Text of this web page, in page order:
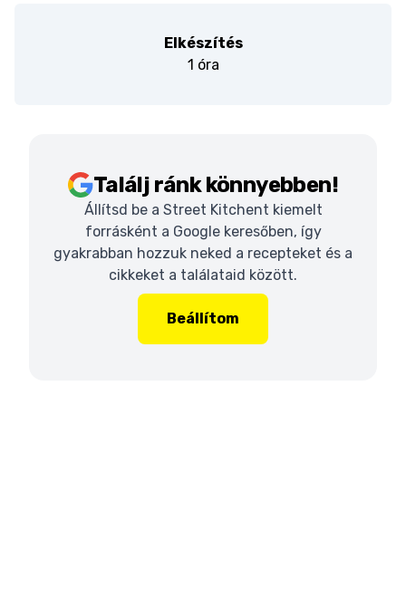
Elkészítés
1 óra
Találj ránk könnyebben!
Állítsd be a Street Kitchent kiemelt
forrásként a Google keresőben, így
gyakrabban hozzuk neked a recepteket és a
cikkeket a találataid között.
Beállítom